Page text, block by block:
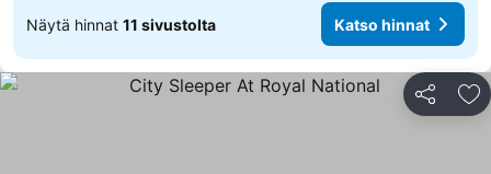
Näytä hinnat 11 sivustolta Katso hinnat
Jaa